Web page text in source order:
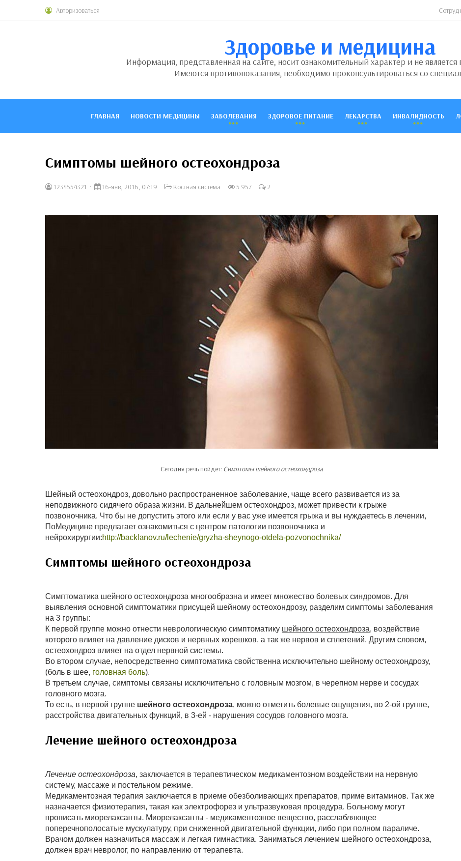
Авторизоваться
Здоровье и медицина
Информация, представленная на сайте, носит ознакомительный характер и не является
Имеются противопоказания, необходимо проконсультироваться со
ГЛАВНАЯ НОВОСТИ МЕДИЦИНЫ ЗАБОЛЕВАНИЯ ЗДОРОВОЕ ПИТАНИЕ ЛЕКАРСТВА ИНВАЛИДНОСТЬ
Симптомы шейного остеохондроза
1234554321 16-янв, 2016, 07:19 Костная система 5 957 2
Сегодня речь пойдет: Симптомы шейного остеохондроза
Шейный остеохондроз, довольно распространенное заболевание, чаще всего развивается из за
неподвижного сидячего образа жизни. В дальнейшем остеохондроз, может привести к грыже
позвоночника. Что бы не допустить этого или если у вас уже имеется грыжа и вы нуждаетесь в лечении,
ПоМедицине предлагает ознакомиться с центром патологии позвоночника и
нейрохирургии:http://backlanov.ru/lechenie/gryzha-sheynogo-otdela-pozvonochnika/
Симптомы шейного остеохондроза
Симптоматика шейного остеохондроза многообразна и имеет множество болевых синдромов. Для
выявления основной симптоматики присущей шейному остеохондрозу, разделим симптомы заболевания
на 3 группы:
К первой группе можно отнести неврологическую симптоматику шейного остеохондроза, воздействие
которого влияет на давление дисков и нервных корешков, а так же нервов и сплетений. Другим словом,
остеохондроз влияет на отдел нервной системы.
Во втором случае, непосредственно симптоматика свойственна исключительно шейному остеохондрозу,
(боль в шее, головная боль).
В третьем случае, симптомы связаны исключительно с головным мозгом, в черепном нерве и сосудах
головного мозга.
То есть, в первой группе шейного остеохондроза, можно отметить болевые ощущения, во 2-ой группе,
расстройства двигательных функций, в 3-ей - нарушения сосудов головного мозга.
Лечение шейного остеохондроза
Лечение остеохондроза, заключается в терапевтическом медикаментозном воздействии на нервную
систему, массаже и постельном режиме.
Медикаментозная терапия заключается в приеме обезболивающих препаратов, приме витаминов. Так же
назначается физиотерапия, такая как электрофорез и ультразвуковая процедура. Больному могут
прописать миорелаксанты. Миорелаксанты - медикаментозное вещество, расслабляющее
поперечнополосатые мускулатуру, при сниженной двигательной функции, либо при полном параличе.
Врачом должен назначиться массаж и легкая гимнастика. Заниматься лечением шейного остеохондроза,
должен врач невролог, по направлению от терапевта.